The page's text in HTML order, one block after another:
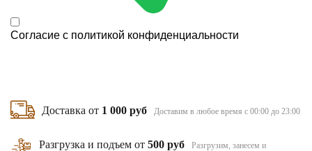
Согласие с политикой конфиденциальности
Доставка от 1 000 руб Доставим в любое время с 00:00 до 23:00
Разгрузка и подъем от500 руб
Разгрузим, занесем и